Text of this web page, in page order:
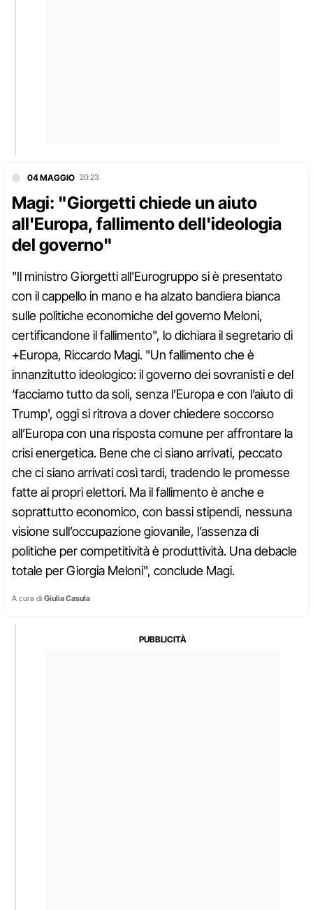
04 MAGGIO 20:23
Magi: "Giorgetti chiede un aiuto
all'Europa, fallimento dell'ideologia
del governo"
"Il ministro Giorgetti all'Eurogruppo si è presentato
con il cappello in mano e ha alzato bandiera bianca
sulle politiche economiche del governo Meloni,
certificandone il fallimento", lo dichiara il segretario di
+Europa, Riccardo Magi. "Un fallimento che è
innanzitutto ideologico: il governo dei sovranisti e del
‘facciamo tutto da soli, senza l’Europa e con l’aiuto di
Trump', oggi si ritrova a dover chiedere soccorso
all’Europa con una risposta comune per affrontare la
crisi energetica. Bene che ci siano arrivati, peccato
che ci siano arrivati così tardi, tradendo le promesse
fatte ai propri elettori. Ma il fallimento è anche e
soprattutto economico, con bassi stipendi, nessuna
visione sull’occupazione giovanile, l’assenza di
politiche per competitività è produttività. Una debacle
totale per Giorgia Meloni", conclude Magi.
A cura di Giulia Casula